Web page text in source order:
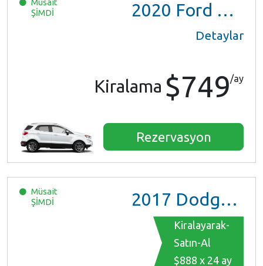
Müsait
ŞİMDİ
2020 Ford EcoSport
Detaylar
Kiralama $749/ay
Rezervasyon
Müsait
ŞİMDİ
2017 Dodge Grand Caravan GT
Kiralayarak-
Satın-Al
$888 x 24 ay